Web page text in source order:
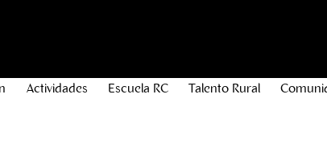
Actividades Escuela RC Talento Rural